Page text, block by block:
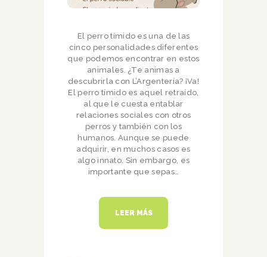
El perro tímido es una de las
cinco personalidades diferentes
que podemos encontrar en estos
animales. ¿Te animas a
descubrirla con L’Argentería? ¡Va!
El perro tímido es aquel retraído,
al que le cuesta entablar
relaciones sociales con otros
perros y también con los
humanos. Aunque se puede
adquirir, en muchos casos es
algo innato. Sin embargo, es
importante que sepas…
LEER MÁS